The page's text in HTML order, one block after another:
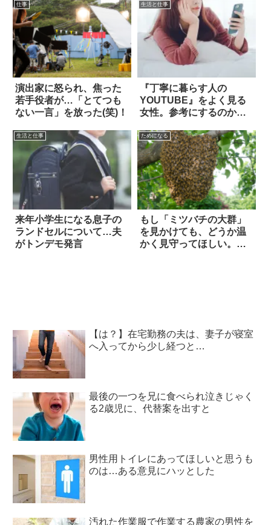
仕事
演出家に怒られ、焦った
若手役者が…「とてつも
ない一言」を放った(笑)！
生活と仕事
『丁寧に暮らす人の
YOUTUBE』をよく見る
女性。参考にするのかと
生活と仕事
来年小学生になる息子の
ランドセルについて…夫
がトンデモ発言
ためになる
もし「ミツバチの大群」
を見かけても、どうか温
かく見守ってほしい。な
【は？】在宅勤務の夫は、妻子が寝室
へ入ってから少し経つと…
最後の一つを兄に食べられ泣きじゃく
る2歳児に、代替案を出すと
男性用トイレにあってほしいと思うも
のは…ある意見にハッとした
汚れた作業服で作業する農家の男性を